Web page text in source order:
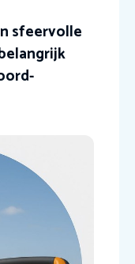
sfeervolle